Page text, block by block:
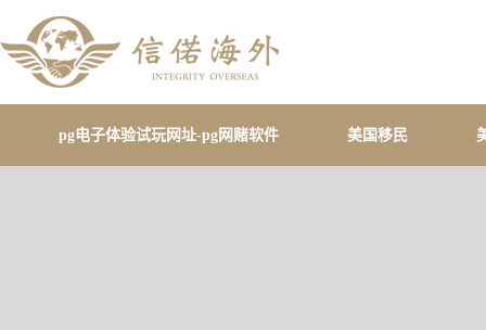
pg电子体验试玩网址-pg网赌软件 美国移民